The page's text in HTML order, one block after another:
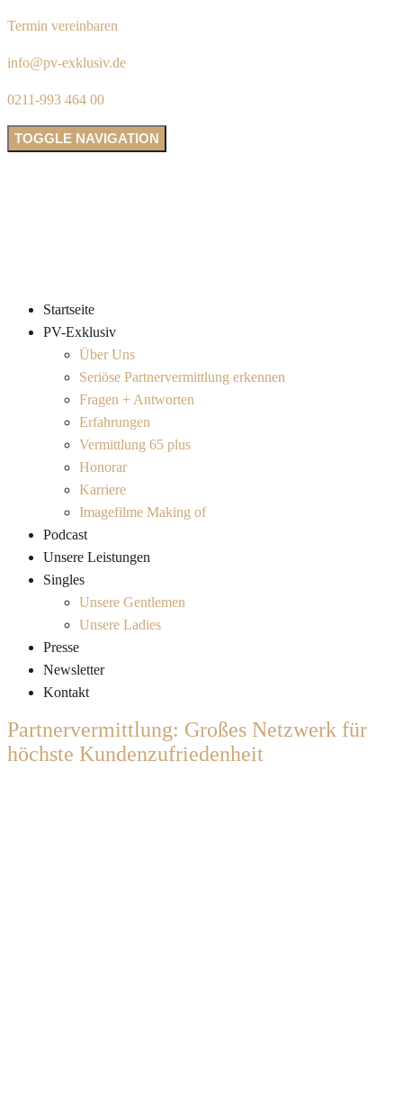
Termin vereinbaren
info@pv-exklusiv.de
0211-993 464 00
TOGGLE NAVIGATION
Startseite
PV-Exklusiv
Über Uns
Seriöse Partnervermittlung erkennen
Fragen + Antworten
Erfahrungen
Vermittlung 65 plus
Honorar
Karriere
Imagefilme Making of
Podcast
Unsere Leistungen
Singles
Unsere Gentlemen
Unsere Ladies
Presse
Newsletter
Kontakt
Partnervermittlung: Großes Netzwerk für
höchste Kundenzufriedenheit